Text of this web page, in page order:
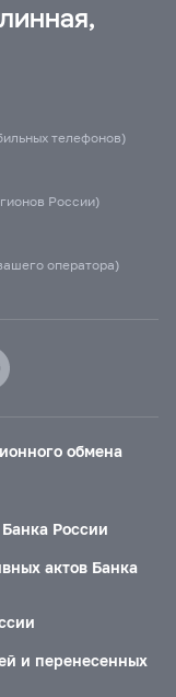
телефонов)
России)
оператора)
обмена
России
актов Банка
и перенесенных